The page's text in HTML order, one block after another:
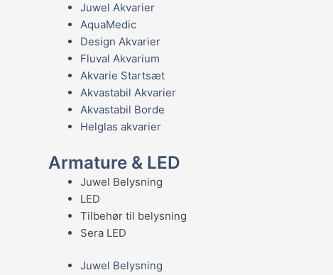
Juwel Akvarier
AquaMedic
Design Akvarier
Fluval Akvarium
Akvarie Startsæt
Akvastabil Akvarier
Akvastabil Borde
Helglas akvarier
Armature & LED
Juwel Belysning
LED
Tilbehør til belysning
Sera LED
Juwel Belysning